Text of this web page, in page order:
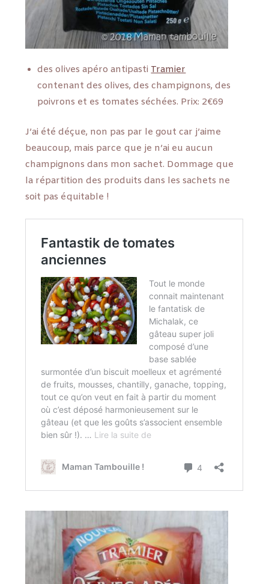
des olives apéro antipastiTramier
contenant des olives, des champignons, des
poivrons et es tomates séchées. Prix: 2€69
J’ai été déçue, non pas par le gout car j’aime
beaucoup, mais parce que je n’ai eu aucun
champignons dans mon sachet. Dommage que
la répartition des produits dans les sachets ne
soit pas équitable !